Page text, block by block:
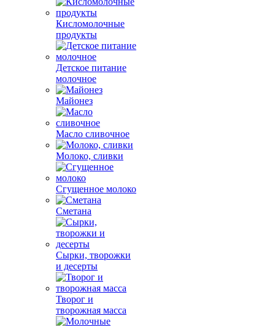
Кисломолочные
продукты
Детское питание
молочное
Майонез
Масло сливочное
Молоко, сливки
Сгущенное молоко
Сметана
Сырки, творожки
и десерты
Творог и
творожная масса